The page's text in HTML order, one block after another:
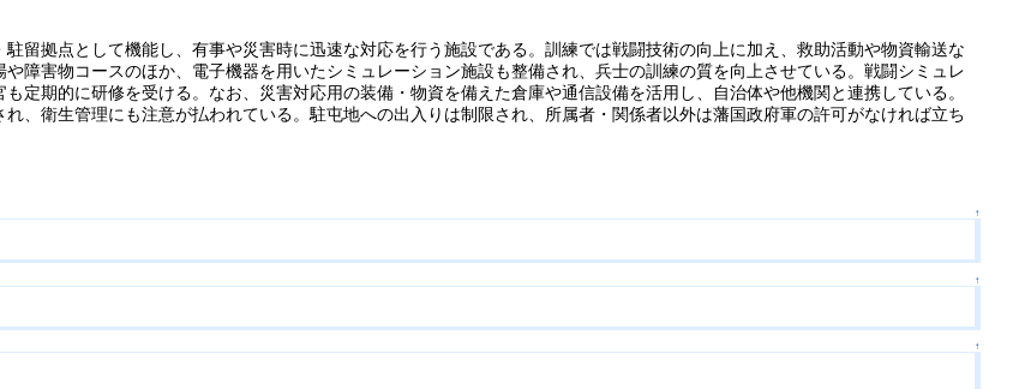
留拠点として機能し、有事や災害時に迅速な対応を行う施設である。訓練では戦闘技術の向上に加え、救助活動や物資輸送な
障害物コースのほか、電子機器を用いたシミュレーション施設も整備され、兵士の訓練の質を向上させている。戦闘シミュレ
定期的に研修を受ける。なお、災害対応用の装備・物資を備えた倉庫や通信設備を活用し、自治体や他機関と連携している。
、衛生管理にも注意が払われている。駐屯地への出入りは制限され、所属者・関係者以外は藩国政府軍の許可がなければ立ち
↑
↑
↑